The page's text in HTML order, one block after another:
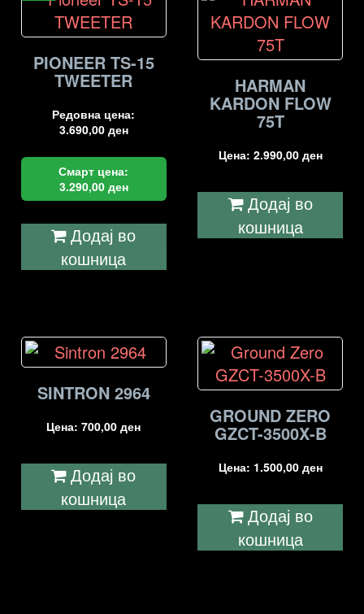
PIONEER TS-15
TWEETER
Редовна цена:
3.690,00 ден
Смарт цена:
3.290,00 ден
Додај во
кошница
HARMAN
KARDON FLOW
75T
Цена: 2.990,00 ден
Додај во
кошница
SINTRON 2964
Цена:700,00ден
Додај во
кошница
GROUND ZERO
GZCT-3500X-B
Цена: 1.500,00 ден
Додај во
кошница